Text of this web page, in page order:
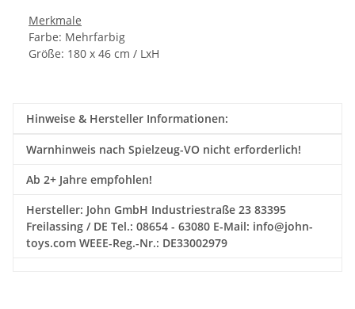
Merkmale
Farbe: Mehrfarbig
Größe: 180 x 46 cm / LxH
Hinweise & Hersteller Informationen:
Warnhinweis nach Spielzeug-VO nicht erforderlich!
Ab 2+ Jahre empfohlen!
Hersteller: John GmbH Industriestraße 23 83395
Freilassing / DE Tel.: 08654 - 63080 E-Mail: info@john-
toys.com WEEE-Reg.-Nr.: DE33002979